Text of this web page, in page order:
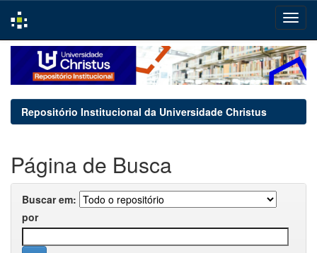
navigation
Repositório Institucional da Universidade Christus
Página de Busca
Buscar em:
por